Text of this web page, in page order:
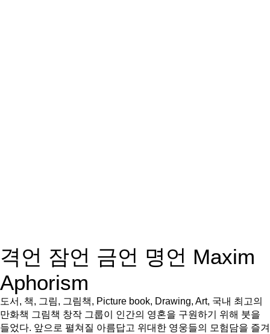
격언 잠언 금언 명언 Maxim
Aphorism
도서, 책, 그림, 그림책, Picture book, Drawing, Art, 국내 최고의
만화책 그림책 창작 그룹이 인간의 영혼을 구원하기 위해 붓을
들었다. 앞으로 펼쳐질 아름답고 위대한 영웅들의 모험담을 즐겨